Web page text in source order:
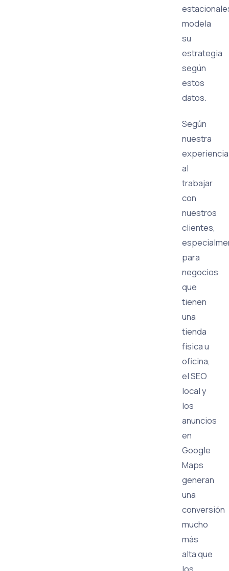
modela
su
estrategia
según
estos
datos.
Según
nuestra
experiencia
al
trabajar
con
nuestros
clientes,
para
negocios
que
tienen
una
tienda
física u
oficina,
el SEO
local y
los
anuncios
en
Google
Maps
generan
una
conversión
mucho
más
alta que